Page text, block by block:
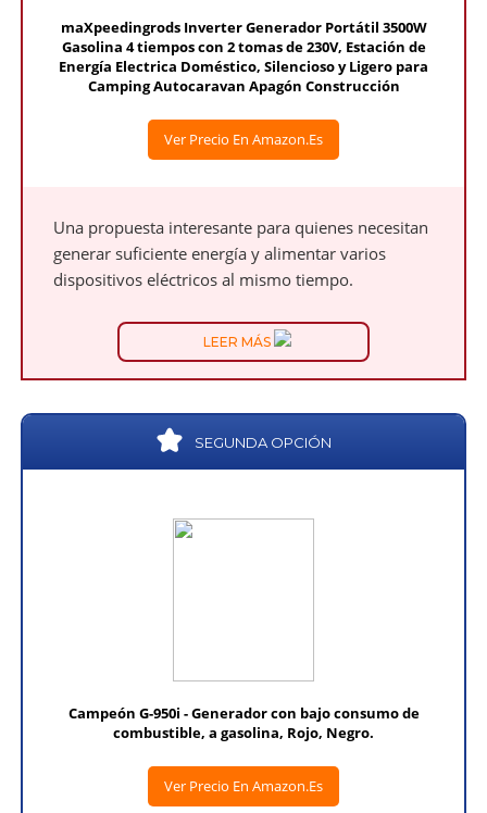
maXpeedingrods Inverter Generador Portátil 3500W
Gasolina 4 tiempos con 2 tomas de 230V, Estación de
Energía Electrica Doméstico, Silencioso y Ligero para
Camping Autocaravan Apagón Construcción
Ver Precio En Amazon.es
Una propuesta interesante para quienes necesitan
generar suficiente energía y alimentar varios
dispositivos eléctricos al mismo tiempo.
LEER MÁS
SEGUNDA OPCIÓN
Campeón G-950i - Generador con bajo consumo de
combustible, a gasolina, Rojo, Negro.
Ver Precio En Amazon.es